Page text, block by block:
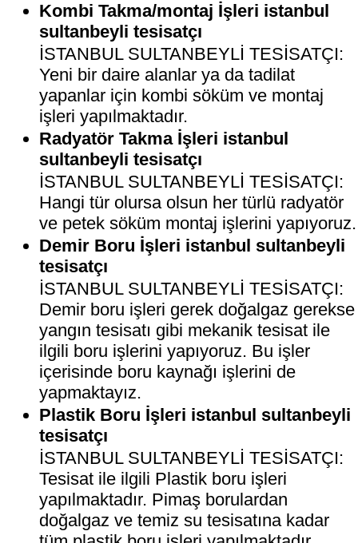
Kombi Takma/montaj İşleri istanbul
sultanbeyli tesisatçı
İSTANBUL SULTANBEYLİ TESİSATÇI:
Yeni bir daire alanlar ya da tadilat
yapanlar için kombi söküm ve montaj
işleri yapılmaktadır.
Radyatör Takma İşleri istanbul
sultanbeyli tesisatçı
İSTANBUL SULTANBEYLİ TESİSATÇI:
Hangi tür olursa olsun her türlü radyatör
ve petek söküm montaj işlerini yapıyoruz.
Demir Boru İşleri istanbul sultanbeyli
tesisatçı
İSTANBUL SULTANBEYLİ TESİSATÇI:
Demir boru işleri gerek doğalgaz gerekse
yangın tesisatı gibi mekanik tesisat ile
ilgili boru işlerini yapıyoruz. Bu işler
içerisinde boru kaynağı işlerini de
yapmaktayız.
Plastik Boru İşleri istanbul sultanbeyli
tesisatçı
İSTANBUL SULTANBEYLİ TESİSATÇI:
Tesisat ile ilgili Plastik boru işleri
yapılmaktadır. Pimaş borulardan
doğalgaz ve temiz su tesisatına kadar